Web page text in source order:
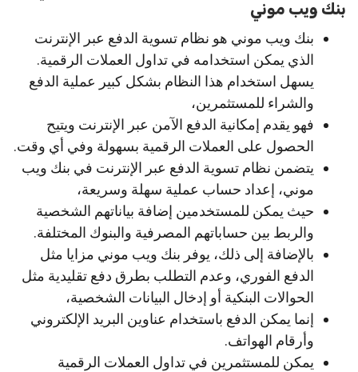
بنك ويب موني
بنك ويب موني هو نظام تسوية الدفع عبر الإنترنت
الذي يمكن استخدامه في تداول العملات الرقمية.
يسهل استخدام هذا النظام بشكل كبير عملية الدفع
والشراء للمستثمرين،
فهو يقدم إمكانية الدفع الآمن عبر الإنترنت ويتيح
الحصول على العملات الرقمية بسهولة وفي أي وقت.
يتضمن نظام تسوية الدفع عبر الإنترنت في بنك ويب
موني، إعداد حساب عملية سهلة وسريعة،
حيث يمكن للمستخدمين إضافة بياناتهم الشخصية
والربط بين حساباتهم المصرفية والبنوك المختلفة.
بالإضافة إلى ذلك، يوفر بنك ويب موني مزايا مثل
الدفع الفوري، وعدم التطلب بطرق دفع تقليدية مثل
الحوالات البنكية أو إدخال البيانات الشخصية،
إنما يمكن الدفع باستخدام عناوين البريد الإلكتروني
وأرقام الهواتف.
يمكن للمستثمرين في تداول العملات الرقمية